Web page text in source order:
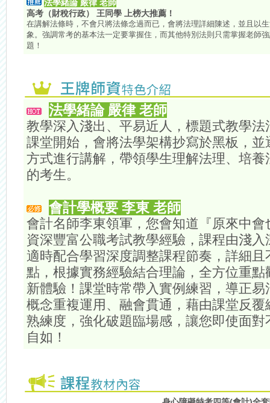
法學緒論 嚴律 老師
高考（財稅行政） 王同學 上榜大推薦！
在講解法條時，不會只將法條念過而已，會將法理詳細陳述，並且以
象。強調常考的基本法一定要掌握住，而其他特別法則只需掌握老師
題！
法學緒論 嚴律 老師
教學深入淺出、平易近人，標題式教學
課堂開始，會將法學架構抄寫於黑板，
方式進行講解，帶領學生理解法理、培
的考生。
會計學概要 李東 老師
會計名師李東領軍，您會知道『原來中
資深豐富公職考試教學經驗，課程由淺
適時配合學習深度調整課程節奏，詳細
點，根據實務經驗結合理論，全方位重
新體驗！課堂時常帶入實例練習，導正
概念重複運用、融會貫通，藉由課堂反
熟練度，強化破題臨場感，讓您即使面
自如！